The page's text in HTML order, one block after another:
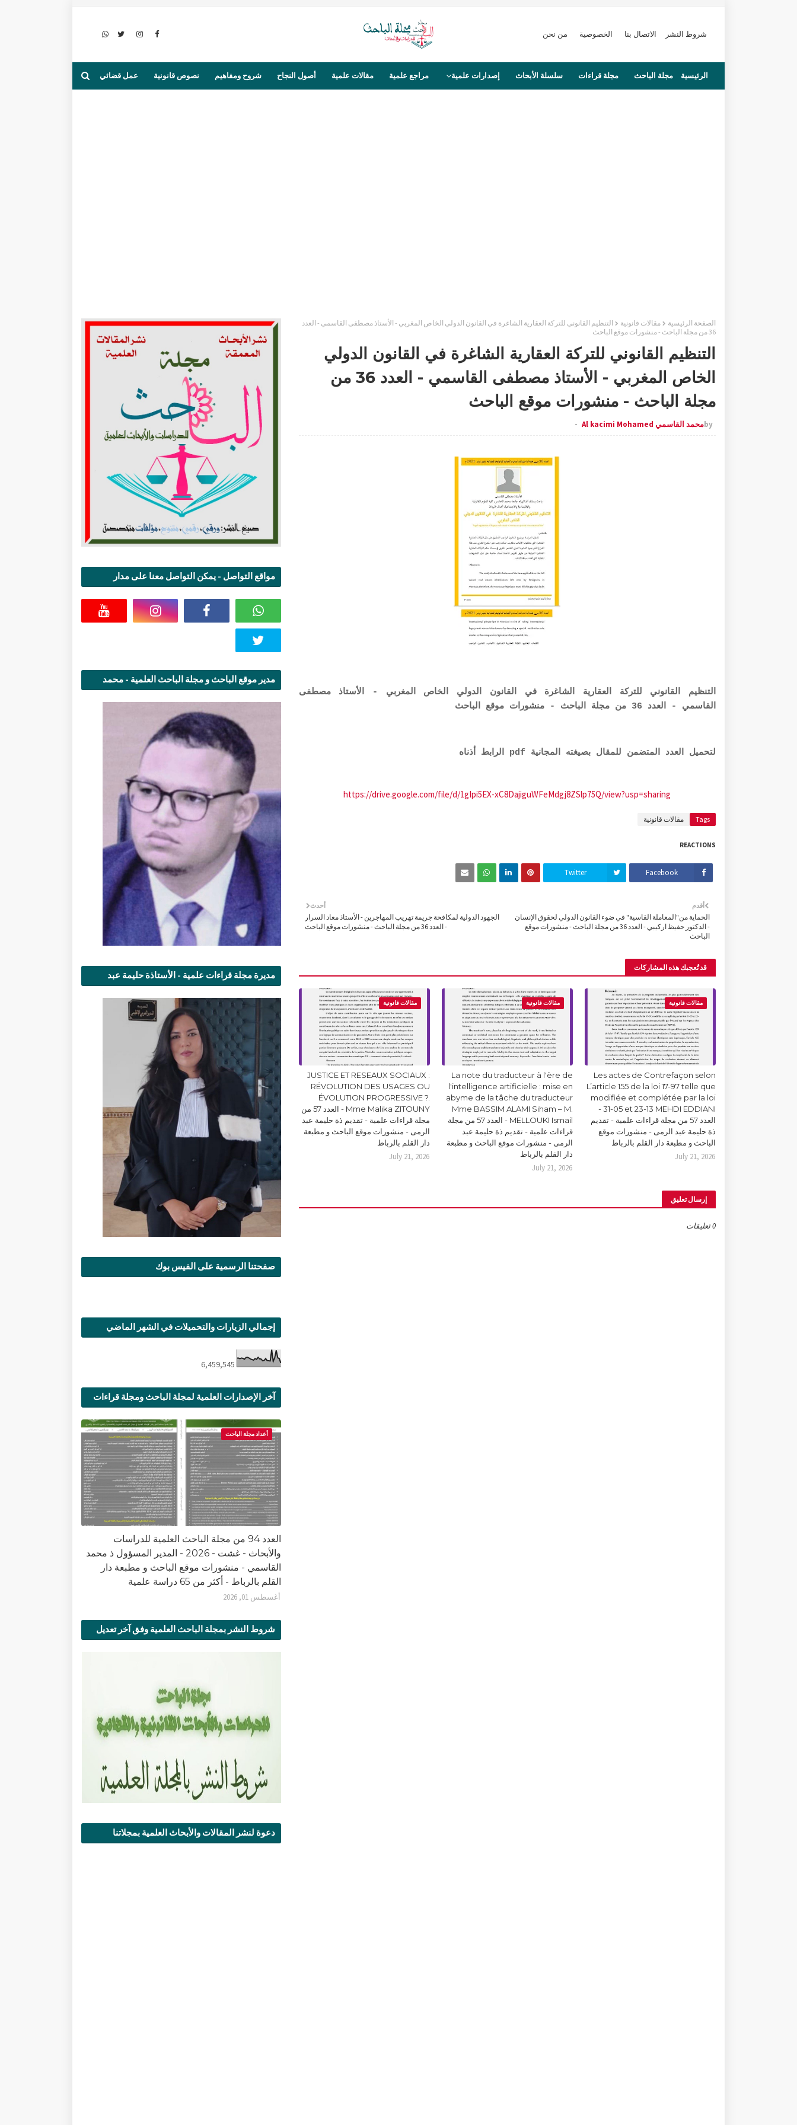
شروط النشر الاتصال بنا الخصوصية من نحن
الرئيسية مجلة الباحث مجلة قراءات سلسلة الأبحاث إصدارات علمية مراجع علمية مقالات علمية أصول النجاح شروح ومفاهيم نصوص قانونية عمل قضائي
الصفحة الرئيسية مقالات قانونية
التنظيم القانوني للتركة العقارية الشاغرة في القانون الدولي الخاص المغربي - الأستاذ مصطفى القاسمي - العدد
36 من مجلة الباحث - منشورات موقع الباحث
التنظيم القانوني للتركة العقارية الشاغرة في القانون الدولي
الخاص المغربي - الأستاذ مصطفى القاسمي - العدد 36 من
مجلة الباحث - منشورات موقع الباحث
byمحمد القاسمي Al kacimi Mohamed
التنظيم القانوني للتركة العقارية الشاغرة في القانون الدولي الخاص المغربي - الأستاذ مصطفى
القاسمي - العدد 36 من مجلة الباحث - منشورات موقع الباحث
لتحميل العدد المتضمن للمقال بصيغته المجانية pdf الرابط أذناه
https://drive.google.com/file/d/1gIpi5EX-xC8DajiguWFeMdgj8ZSlp75Q/view?usp=sharing
Tags مقالات قانونية
REACTIONS
Facebook
Twitter
أحدث
الجهود الدولية لمكافحة جريمة تهريب المهاجرين - الأستاذ معاد السرار
- العدد 36 من مجلة الباحث - منشورات موقع الباحث
أقدم
الحماية من"المعاملة القاسية" في ضوء القانون الدولي لحقوق الإنسان
- الدكتور حفيظ اركيبي - العدد 36 من مجلة الباحث - منشورات موقع
الباحث
قد تُعجبك هذه المشاركات
مقالات قانونية
Les actes de Contrefaçon selon
L’article 155 de la loi 17-97 telle que
modifiée et complétée par la loi
31-05 et 23-13 MEHDI EDDIANI -
العدد 57 من مجلة قراءات علمية - تقديم
ذة حليمة عبد الرمى - منشورات موقع
الباحث و مطبعة دار القلم بالرباط
July 21, 2026
مقالات قانونية
La note du traducteur à l'ère de
l'intelligence artificielle : mise en
abyme de la tâche du traducteur
Mme BASSIM ALAMI Siham – M.
MELLOUKI Ismail - العدد 57 من مجلة
قراءات علمية - تقديم ذة حليمة عبد
الرمى - منشورات موقع الباحث و مطبعة
دار القلم بالرباط
July 21, 2026
مقالات قانونية
JUSTICE ET RESEAUX SOCIAUX :
RÉVOLUTION DES USAGES OU
ÉVOLUTION PROGRESSIVE ?.
Mme Malika ZITOUNY - العدد 57 من
مجلة قراءات علمية - تقديم ذة حليمة عبد
الرمى - منشورات موقع الباحث و مطبعة
دار القلم بالرباط
July 21, 2026
إرسال تعليق
0 تعليقات
مواقع التواصل - يمكن التواصل معنا على مدار
مدير موقع الباحث و مجلة الباحث العلمية - محمد
مديرة مجلة قراءات علمية - الأستاذة حليمة عبد
صفحتنا الرسمية على الفيس بوك
إجمالي الزيارات والتحميلات في الشهر الماضي
6,459,545
آخر الإصدارات العلمية لمجلة الباحث ومجلة قراءات
أعداد مجلة الباحث
العدد 94 من مجلة الباحث العلمية للدراسات
والأبحاث - غشت - 2026 - المدير المسؤول ذ محمد
القاسمي - منشورات موقع الباحث و مطبعة دار
القلم بالرباط - أكثر من 65 دراسة علمية
أغسطس 01, 2026
شروط النشر بمجلة الباحث العلمية وفق آخر تعديل
دعوة لنشر المقالات والأبحاث العلمية بمجلاتنا